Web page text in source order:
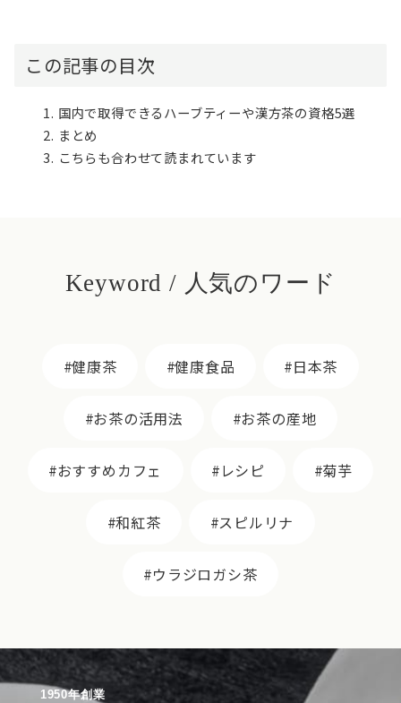
この記事の目次
国内で取得できるハーブティーや漢方茶の資格5選
まとめ
こちらも合わせて読まれています
Keyword / 人気のワード
健康茶 健康食品 日本茶
お茶の活用法 お茶の産地
おすすめカフェ レシピ 菊芋
和紅茶 スピルリナ
ウラジロガシ茶
1950年創業